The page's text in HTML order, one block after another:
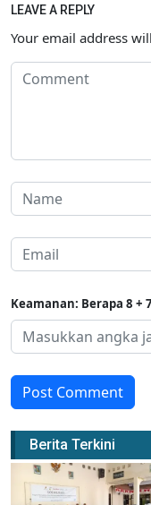
LEAVE A REPLY
Your email address
Keamanan: Berapa 8 +
Post Comment
Berita Terkini